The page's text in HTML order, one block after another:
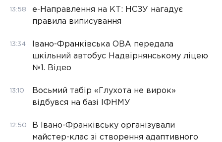
13:58
е-Направлення на КТ: НСЗУ нагадує
правила виписування
13:34
Івано-Франківська ОВА передала
шкільний автобус Надвірнянському ліцею
№1. Відео
13:10
Восьмий табір «Глухота не вирок»
відбувся на базі ІФНМУ
12:50
В Івано-Франківську організували
майстер-клас зі створення адаптивного